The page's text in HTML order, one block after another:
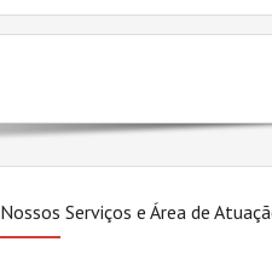
Nossos Serviços e Área de